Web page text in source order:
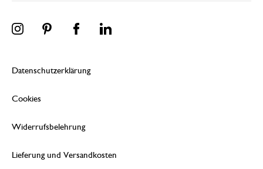
Datenschutzerklärung
Cookies
Widerrufsbelehrung
Lieferung und Versandkosten